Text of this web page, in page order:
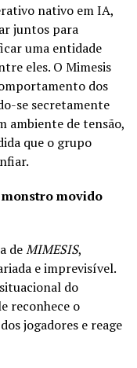
nativo em IA,
juntos para
uma entidade
eles. O Mimesis
dos
se secretamente
ambiente de tensão,
que o grupo
movido
deMIMESIS,
e imprevisível.
do
reconhece o
jogadores e reage